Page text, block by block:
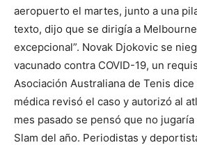
aeropuerto el martes, junto a una
texto, dijo que se dirigía a
excepcional”. Novak Djokovic se
vacunado contra COVID-19, un
Asociación Australiana de Tenis
médica revisó el caso y autorizó al
mes pasado se pensó que no
Slam del año. Periodistas y